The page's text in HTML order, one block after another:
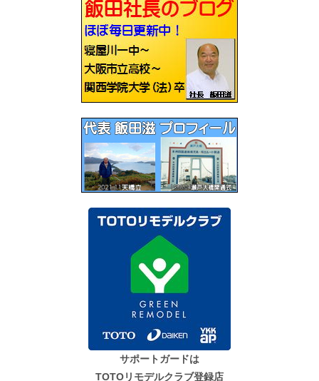
ゲ
ー
シ
ョ
ン
サポートガードは
TOTOリモデルクラブ登録店